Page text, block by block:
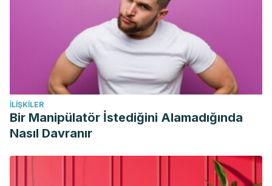
655. https://doi.org/10.4133/SAGEEP.27-089
Topping, D. (2007). Cereal complex carbohydrates and
their contribution to human health.
Journal of Cereal
,46 (3), 220–229.
https://doi.org/10.1016/j.jcs.2007.06.004
İLIŞKILER
Bir Manipülatör İstediğini Alamadığında
Nasıl Davranır